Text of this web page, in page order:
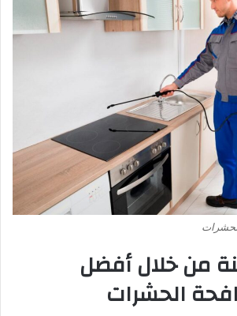
من خلال أفضل
الحشرات